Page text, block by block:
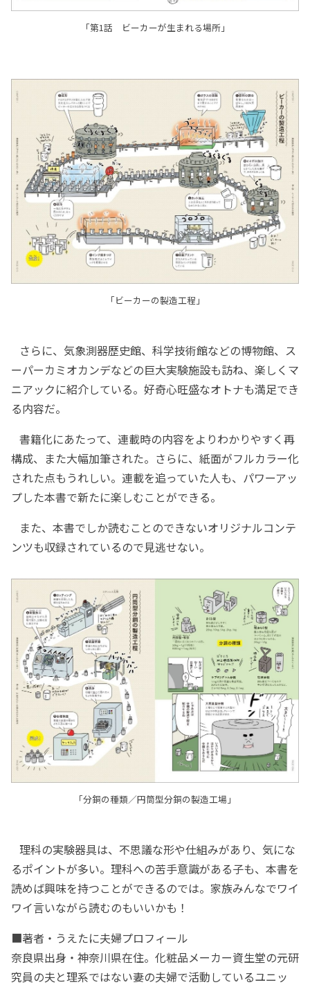
「第1話 ビーカーが生まれる場所」
「ビーカーの製造工程」
さらに、気象測器歴史館、科学技術館などの博物館、ス
ーパーカミオカンデなどの巨大実験施設も訪ね、楽しくマ
ニアックに紹介している。好奇心旺盛なオトナも満足でき
る内容だ。
書籍化にあたって、連載時の内容をよりわかりやすく再
構成、また大幅加筆された。さらに、紙面がフルカラー化
された点もうれしい。連載を追っていた人も、パワーアッ
プした本書で新たに楽しむことができる。
また、本書でしか読むことのできないオリジナルコンテ
ンツも収録されているので見逃せない。
「分銅の種類／円筒型分銅の製造工場」
理科の実験器具は、不思議な形や仕組みがあり、気にな
るポイントが多い。理科への苦手意識がある子も、本書を
読めば興味を持つことができるのでは。家族みんなでワイ
ワイ言いながら読むのもいいかも！
■著者・うえたに夫婦プロフィール
奈良県出身・神奈川県在住。化粧品メーカー資生堂の元研
究員の夫と理系ではない妻の夫婦で活動しているユニッ